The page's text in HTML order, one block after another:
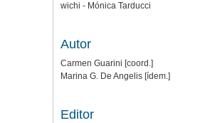
wichi - Mónica Tarducci
Autor
Carmen Guarini [coord.]
Marina G. De Angelis [ídem.]
Editor